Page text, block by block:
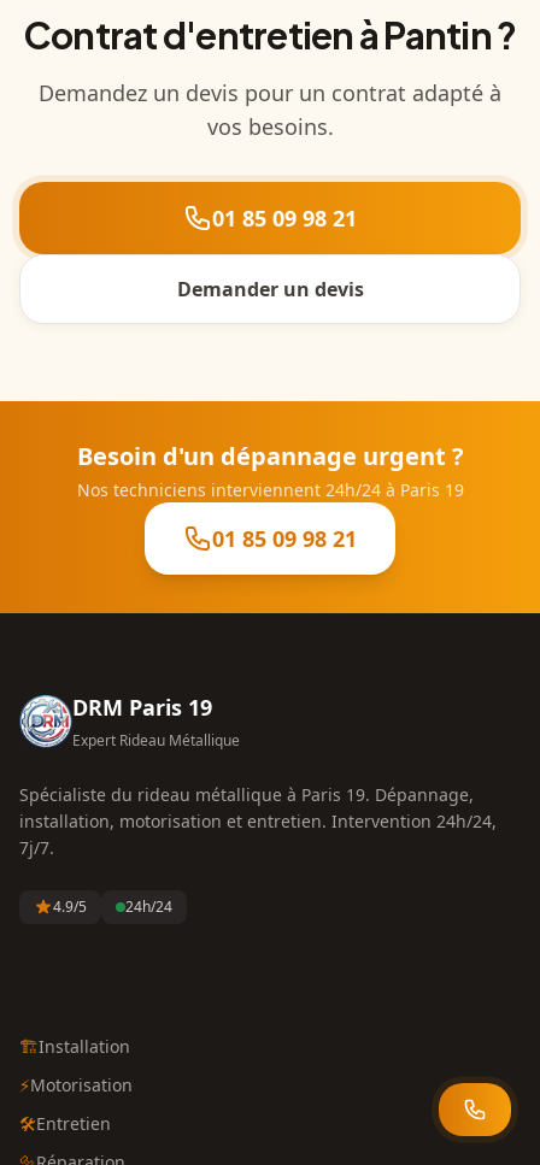
Contrat d'entretien à Pantin ?
Demandez un devis pour un contrat adapté à
vos besoins.
01 85 09 98 21
Demander un devis
Besoin d'un dépannage urgent ?
Nos techniciens interviennent 24h/24 à Paris 19
01 85 09 98 21
DRM Paris 19
Expert Rideau Métallique
Spécialiste du rideau métallique à Paris 19. Dépannage,
installation, motorisation et entretien. Intervention 24h/24,
7j/7.
4.9/5 24h/24
🏗️Installation
⚡Motorisation
🛠️Entretien